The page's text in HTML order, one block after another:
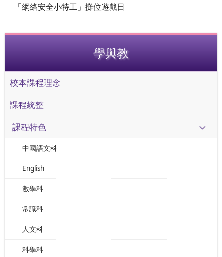
「網絡安全小特工」攤位遊戲日
學與教
校本課程理念
課程統整
課程特色
中國語文科
English
數學科
常識科
人文科
科學科